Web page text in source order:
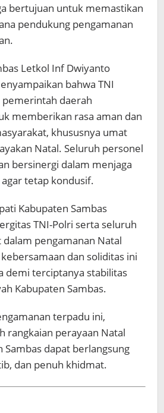
bertujuan untuk memastikan
pendukung pengamanan
Letkol Inf Dwiyanto
bahwa TNI
daerah
memberikan rasa aman dan
khususnya umat
Natal. Seluruh personel
bersinergi dalam menjaga
tetap kondusif.
Kabupaten Sambas
TNI-Polri serta seluruh
pengamanan Natal
dan soliditas ini
demi terciptanya stabilitas
Kabupaten Sambas.
terpadu ini,
rangkaian perayaan Natal
Sambas dapat berlangsung
dan penuh khidmat.